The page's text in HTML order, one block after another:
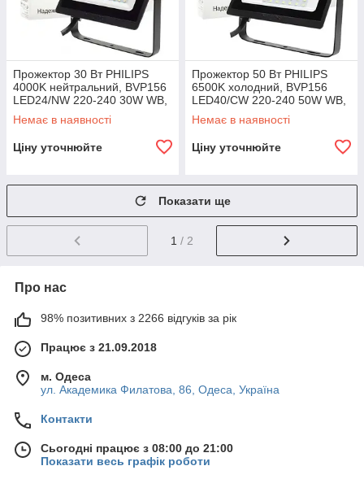
Прожектор 30 Вт PHILIPS
4000K нейтральний, BVP156
LED24/NW 220-240 30W WB,
світлодіодний 67с, вуличний
Немає в наявності
Ціну уточнюйте
Прожектор 50 Вт PHILIPS
6500K холодний, BVP156
LED40/CW 220-240 50W WB,
світлодіодний 67с, вуличний
Немає в наявності
Ціну уточнюйте
Показати ще
1 / 2
Про нас
98% позитивних з 2266 відгуків за рік
Працює з 21.09.2018
м. Одеса
ул. Академика Филатова, 86, Одеса, Україна
Контакти
Сьогодні працює з 08:00 до 21:00
Показати весь графік роботи